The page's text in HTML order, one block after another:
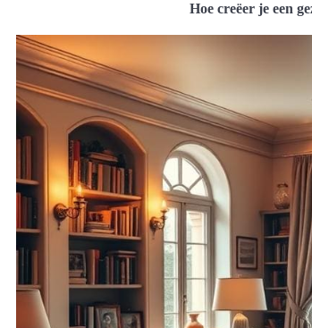
Hoe creëer je een